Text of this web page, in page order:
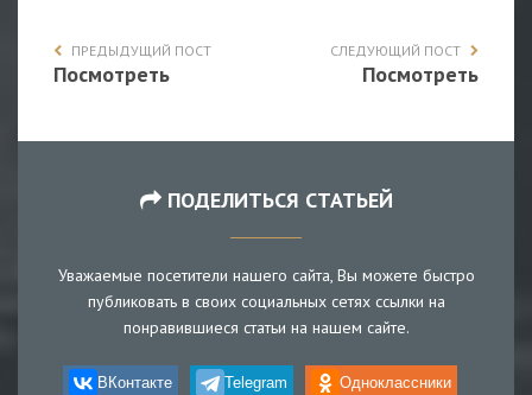
ПРЕДЫДУЩИЙ ПОСТ
Посмотреть
СЛЕДУЮЩИЙ ПОСТ
Посмотреть
ПОДЕЛИТЬСЯ СТАТЬЕЙ
Уважаемые посетители нашего сайта, Вы можете быстро
публиковать в своих социальных сетях ссылки на
понравившиеся статьи на нашем сайте.
ВКонтакте Telegram Одноклассники